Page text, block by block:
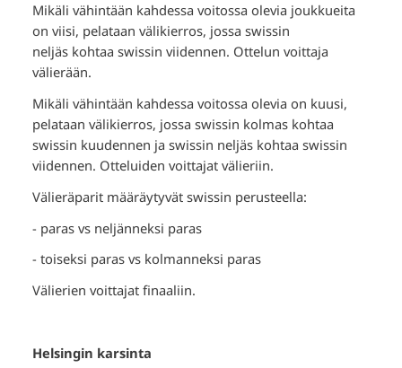
Mikäli vähintään kahdessa voitossa olevia joukkueita
on viisi, pelataan välikierros, jossa swissin
neljäs kohtaa swissin viidennen. Ottelun voittaja
välierään.
Mikäli vähintään kahdessa voitossa olevia on kuusi,
pelataan välikierros, jossa swissin kolmas kohtaa
swissin kuudennen ja swissin neljäs kohtaa swissin
viidennen. Otteluiden voittajat välieriin.
Välieräparit määräytyvät swissin perusteella:
- paras vs neljänneksi paras
- toiseksi paras vs kolmanneksi paras
Välierien voittajat finaaliin.
Helsingin karsinta